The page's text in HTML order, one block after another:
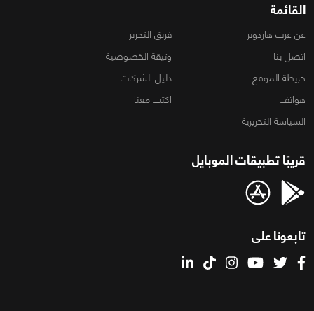
القائمة
عن عرب هاردوير
فريق التحرير
اتصل بنا
وثيقة الخصوصية
خريطة الموقع
دليل الشركات
هواتف
اكتب معنا
السياسة التحريرية
قريبًا تطبيقات الموبايل
تابعونا على